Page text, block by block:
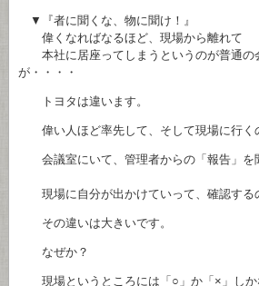
▼『者に聞くな、物に聞け！』
偉くなればなるほど、現場から離れて
本社に居座ってしまうというのが普通の
が・・・・
トヨタは違います。
偉い人ほど率先して、そして現場に行く
会議室にいて、管理者からの「報告」を
現場に自分が出かけていって、確認する
その違いは大きいです。
なぜか？
現場というところには「○」か「×」しか